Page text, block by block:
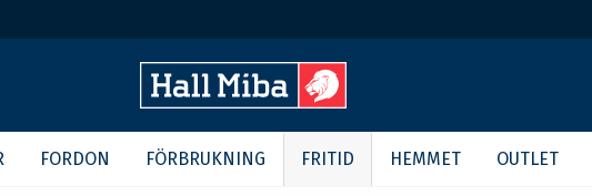
FORDON FÖRBRUKNING FRITID HEMMET OUTLET